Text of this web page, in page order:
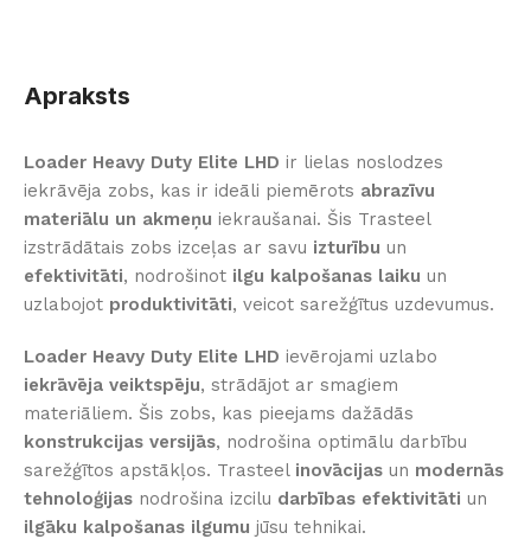
Apraksts
Loader Heavy Duty Elite LHD ir lielas noslodzes
iekrāvēja zobs, kas ir ideāli piemērots abrazīvu
materiālu un akmeņu iekraušanai. Šis Trasteel
izstrādātais zobs izceļas ar savu izturību un
efektivitāti, nodrošinot ilgu kalpošanas laiku un
uzlabojot produktivitāti, veicot sarežģītus uzdevumus.
Loader Heavy Duty Elite LHD ievērojami uzlabo
iekrāvēja veiktspēju, strādājot ar smagiem
materiāliem. Šis zobs, kas pieejams dažādās
konstrukcijas versijās, nodrošina optimālu darbību
sarežģītos apstākļos. Trasteel inovācijas un modernās
tehnoloģijas nodrošina izcilu darbības efektivitāti un
ilgāku kalpošanas ilgumu jūsu tehnikai.